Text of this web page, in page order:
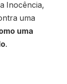
Inocência,
uma
uma
.